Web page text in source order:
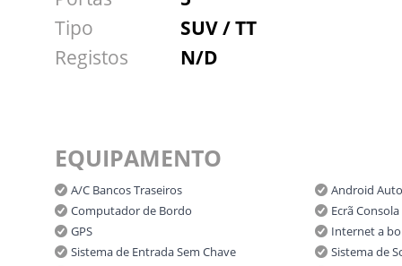
Tipo
SUV / TT
Registos
N/D
EQUIPAMENTO
A/C Bancos Traseiros
Android Auto
Computador de Bordo
Ecrã
GPS
Internet a
Sistema de Entrada Sem Chave
Sistema de